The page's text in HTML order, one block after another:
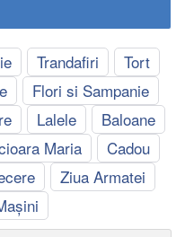
Trandafiri
Tort
Flori si Sampanie
Lalele
Baloane
Maria
Cadou
Ziua Armatei